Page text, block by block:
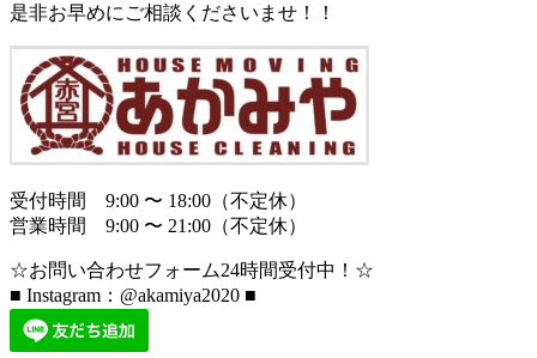
是非お早めにご相談くださいませ！！
受付時間 9:00 〜 18:00（不定休）
営業時間 9:00 〜 21:00（不定休）
☆お問い合わせフォーム24時間受付中！☆
■ Instagram：@akamiya2020 ■